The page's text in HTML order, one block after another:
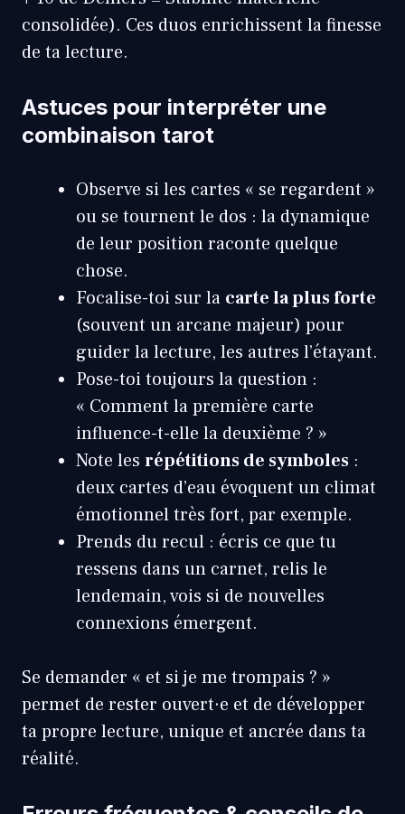
consolidée). Ces duos enrichissent la finesse
de ta lecture.
Astuces pour interpréter une
combinaison tarot
Observe si les cartes « se regardent »
ou se tournent le dos : la dynamique
de leur position raconte quelque
chose.
Focalise-toi sur la carte la plus forte
(souvent un arcane majeur) pour
guider la lecture, les autres l’étayant.
Pose-toi toujours la question :
« Comment la première carte
influence-t-elle la deuxième ? »
Note les répétitions de symboles :
deux cartes d’eau évoquent un climat
émotionnel très fort, par exemple.
Prends du recul : écris ce que tu
ressens dans un carnet, relis le
lendemain, vois si de nouvelles
connexions émergent.
Se demander « et si je me trompais ? »
permet de rester ouvert·e et de développer
ta propre lecture, unique et ancrée dans ta
réalité.